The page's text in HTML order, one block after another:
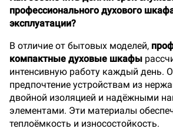
профессионального духового
эксплуатации?
В отличие от бытовых моделей,
компактные духовые шкафы
интенсивную работу каждый день.
предпочтение устройствам из
двойной изоляцией и надёжными
элементами. Эти материалы
теплоёмкость и износостойкость.